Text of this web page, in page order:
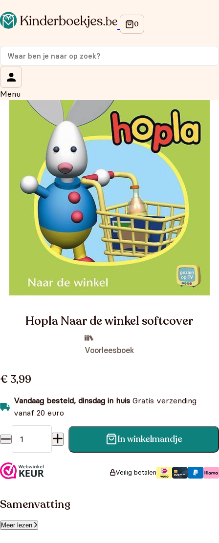
Menu
Hopla Naar de winkel softcover
Voorleesboek
€ 3,99
Vandaag besteld, dinsdag in huis Gratis verzending
vanaf 20 euro
Hopla Naar de winkel softcover aantalIn winkelmandje
Veilig betalen
Samenvatting
Meer lezen
Op de hoogte blijven van onze acties?
Meld je aan voor onze nieuwsbrief en ontvang
korting
Wat is je voornaam?
Wat is je e-mailadres?
Aanmelden
We gebruiken je gegevens om contact op te nemen, in
overeenstemming met onsprivacybeleid.